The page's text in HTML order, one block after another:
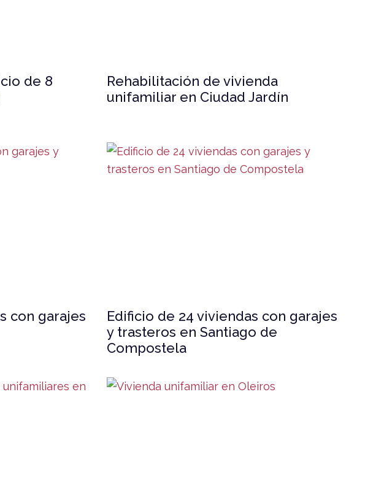
de 8
Rehabilitación de vivienda
unifamiliar en Ciudad Jardín
con garajes
Edificio de 24 viviendas con garajes
y trasteros en Santiago de
Compostela